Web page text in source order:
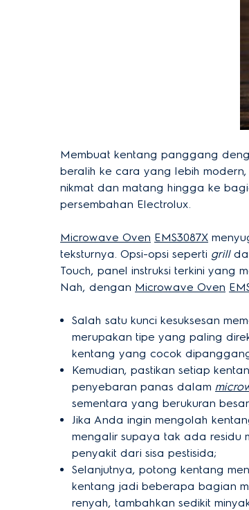
Membuat kentang panggang
beralih ke cara yang lebih modern,
nikmat dan matang hingga ke
persembahan Electrolux.
Microwave Oven EMS3087X
teksturnya. Opsi-opsi seperti grill
Touch, panel instruksi terkini yang
Nah, dengan Microwave Oven
Salah satu kunci kesuksesan
merupakan tipe yang paling
kentang yang cocok
Kemudian, pastikan setiap
penyebaran panas dalam
sementara yang berukuran
Jika Anda ingin mengolah
mengalir supaya tak ada residu
penyakit dari sisa pestisida;
Selanjutnya, potong kentang
kentang jadi beberapa bagian
renyah, tambahkan sedikit